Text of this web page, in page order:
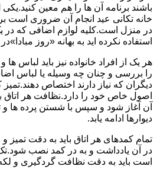
باشند برنامه آن ها را هم معین
خانه تکانی عید انجام آن ضروری است
در منزل است.کلیه لوازم اضافی که در
استفاده نکرده اید به بهانه «روز
هر یک از افراد خانواده نیز باید لباس
را بررسی و چنان چه وسیله یا لباس
دیگران که نیاز دارند اختصاص
اصول خاص خود را دارد.نظافت هر اتاق
آن آغاز شود و سپس با شستن پرده ها و
دیوارها ادامه یابد.
تمام کمدهای هر اتاق باید به دقت تمیز
در آن یادداشت و به در کمد نصب
است باید به دقت نظافت گردگیری و